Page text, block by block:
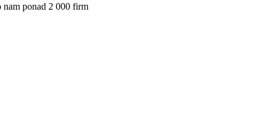
nam ponad 2 000 firm